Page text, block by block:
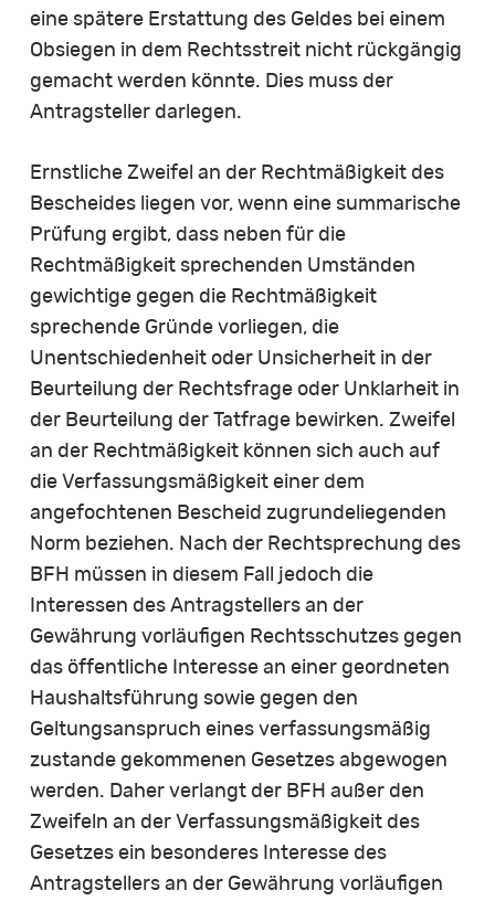
eine spätere Erstattung des Geldes bei einem
Obsiegen in dem Rechtsstreit nicht rückgängig
gemacht werden könnte. Dies muss der
Antragsteller darlegen.
Ernstliche Zweifel an der Rechtmäßigkeit des
Bescheides liegen vor, wenn eine summarische
Prüfung ergibt, dass neben für die
Rechtmäßigkeit sprechenden Umständen
gewichtige gegen die Rechtmäßigkeit
sprechende Gründe vorliegen, die
Unentschiedenheit oder Unsicherheit in der
Beurteilung der Rechtsfrage oder Unklarheit in
der Beurteilung der Tatfrage bewirken. Zweifel
an der Rechtmäßigkeit können sich auch auf
die Verfassungsmäßigkeit einer dem
angefochtenen Bescheid zugrundeliegenden
Norm beziehen. Nach der Rechtsprechung des
BFH müssen in diesem Fall jedoch die
Interessen des Antragstellers an der
Gewährung vorläufigen Rechtsschutzes gegen
das öffentliche Interesse an einer geordneten
Haushaltsführung sowie gegen den
Geltungsanspruch eines verfassungsmäßig
zustande gekommenen Gesetzes abgewogen
werden. Daher verlangt der BFH außer den
Zweifeln an der Verfassungsmäßigkeit des
Gesetzes ein besonderes Interesse des
Antragstellers an der Gewährung vorläufigen